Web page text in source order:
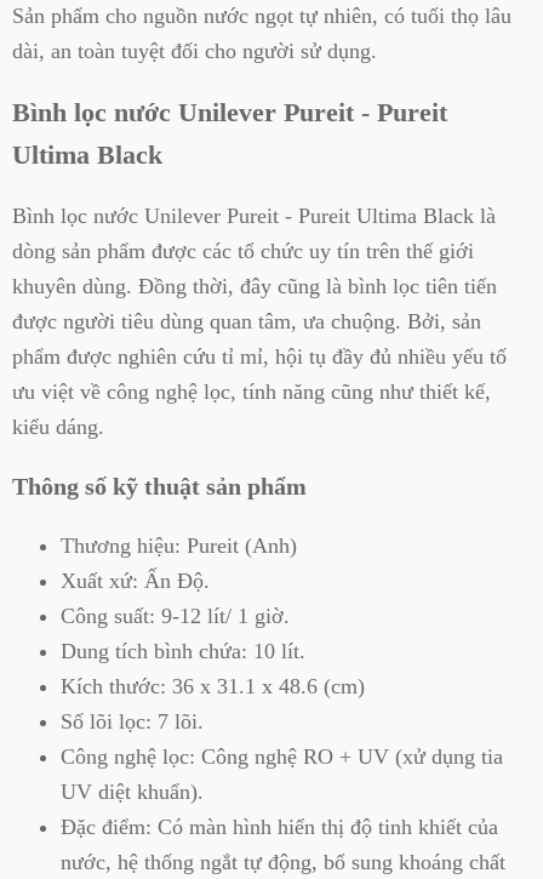
Sản phẩm cho nguồn nước ngọt tự nhiên, có tuổi thọ lâu
dài, an toàn tuyệt đối cho người sử dụng.
Bình lọc nước Unilever Pureit - Pureit
Ultima Black
Bình lọc nước Unilever Pureit - Pureit Ultima Black là
dòng sản phẩm được các tổ chức uy tín trên thế giới
khuyên dùng. Đồng thời, đây cũng là bình lọc tiên tiến
được người tiêu dùng quan tâm, ưa chuộng. Bởi, sản
phẩm được nghiên cứu tỉ mỉ, hội tụ đầy đủ nhiều yếu tố
ưu việt về công nghệ lọc, tính năng cũng như thiết kế,
kiểu dáng.
Thông số kỹ thuật sản phẩm
Thương hiệu: Pureit (Anh)
Xuất xứ: Ấn Độ.
Công suất: 9-12 lít/ 1 giờ.
Dung tích bình chứa: 10 lít.
Kích thước: 36 x 31.1 x 48.6 (cm)
Số lõi lọc: 7 lõi.
Công nghệ lọc: Công nghệ RO + UV (xử dụng tia
UV diệt khuẩn).
Đặc điểm: Có màn hình hiển thị độ tinh khiết của
nước, hệ thống ngắt tự động, bổ sung khoáng chất